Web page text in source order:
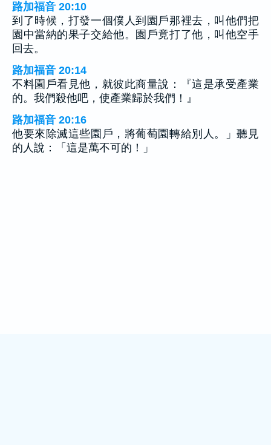
路加福音 20:10
到了時候，打發一個僕人到園戶那裡去，叫他們把
園中當納的果子交給他。園戶竟打了他，叫他空手
回去。
路加福音 20:14
不料園戶看見他，就彼此商量說：『這是承受產業
的。我們殺他吧，使產業歸於我們！』
路加福音 20:16
他要來除滅這些園戶，將葡萄園轉給別人。」聽見
的人說：「這是萬不可的！」